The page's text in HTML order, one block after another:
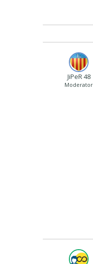
JiPeR 48
Moderator